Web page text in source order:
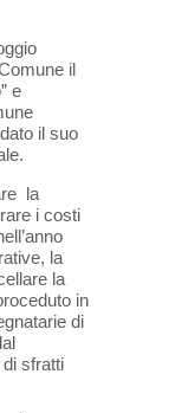
il
e
il suo
la
i costi
la
la
in
di
sfratti